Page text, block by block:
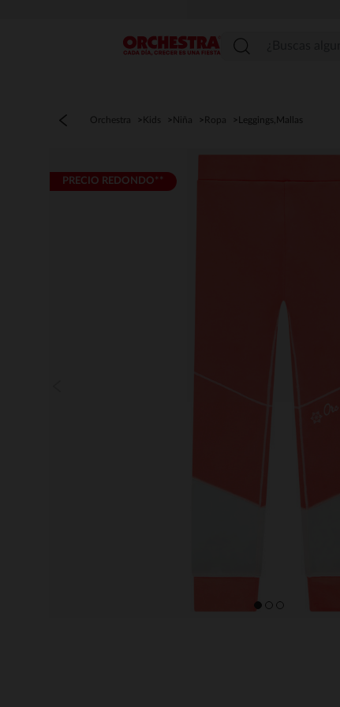
Menú
Orchestra Kids Niña Ropa Leggings,Mallas
PRECIO REDONDO**